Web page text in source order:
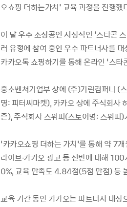
오쇼핑 더하는가치' 교육 과정을 진행했
이 날 우수 소상공인 시상식인 ‘스타콘
러 유형에 참여 중인 우수 파트너사를
카카오톡 쇼핑하기를 통해 온라인 ‘스
중소벤처기업부 상에 (주)기린컴퍼니 (
명: 피터씨마켓), 카카오 상에 주식회사
즌), 주식회사 스위피(스토어명: 스위피
‘카카오쇼핑 더하는 가치’를 통해 약 7
라이브∙카카오 광고 등 전반에 대해
0%, 교육 만족도 4.84점(5점 만점) 등
교육 기간 동안 카카오는 파트너사 대